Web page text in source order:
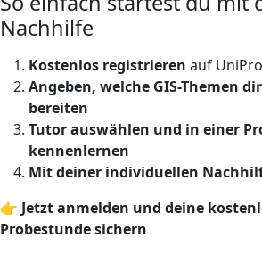
Nachhilfe
Kostenlos registrieren auf
Angeben, welche GIS-Themen
bereiten
Tutor auswählen und in einer
kennenlernen
Mit deiner individuellen
👉 Jetzt anmelden und deine
Probestunde sichern